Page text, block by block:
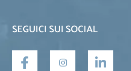
SEGUICI SUI SOCIAL